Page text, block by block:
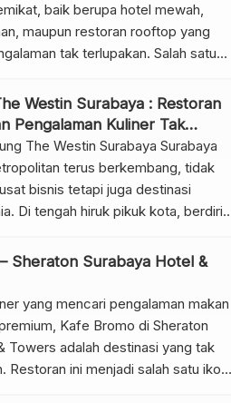
baik berupa hotel mewah,
maupun restoran rooftop yang
tak terlupakan. Salah satu
Restoran ini berdiri megah
pencakar langit, menghadirkan
dengan latar panorama kota
Westin Surabaya : Restoran
Pengalaman Kuliner Tak
The Westin Surabaya Surabaya
terus berkembang, tidak
bisnis tetapi juga destinasi
Di tengah hiruk pikuk kota, berdiri
fasilitas premium. Salah satu daya
adalah Magnolia, sebuah restoran
yang […]
Sheraton Surabaya Hotel &
yang mencari pengalaman makan
Kafe Bromo di Sheraton
Towers adalah destinasi yang tak
Restoran ini menjadi salah satu ikon